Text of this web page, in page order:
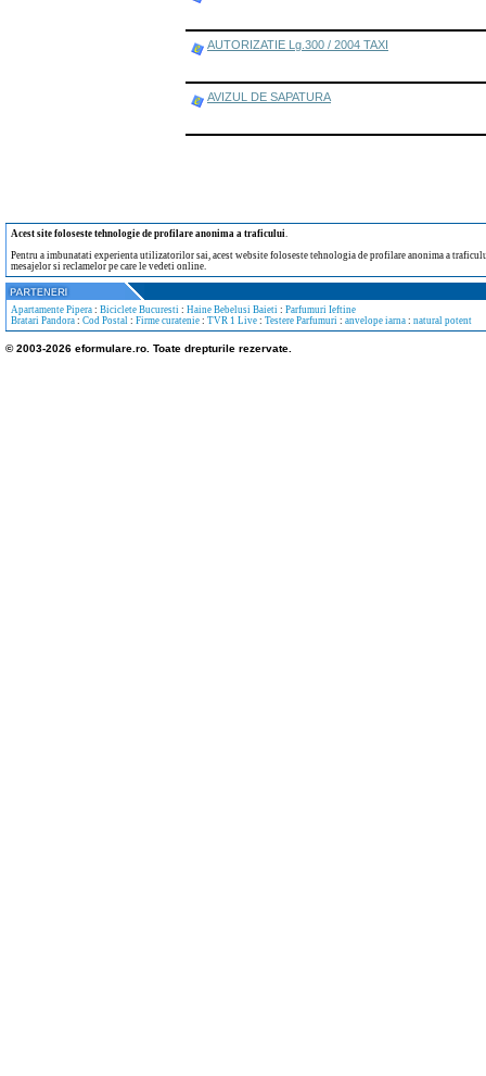
AUTORIZATIE Lg.300 / 2004 TAXI
AVIZUL DE SAPATURA
Acest site foloseste tehnologie de profilare anonima a traficului.
Pentru a imbunatati experienta utilizatorilor sai, acest website foloseste tehnologia de profilare anonima a
mesajelor si reclamelor pe care le vedeti online.
Apartamente Pipera : Biciclete Bucuresti : Haine Bebelusi Baieti : Parfumuri Ieftine
Bratari Pandora : Cod Postal : Firme curatenie : TVR 1 Live : Testere Parfumuri : anvelope iarna : natural potent
© 2003-2026 eformulare.ro. Toate drepturile rezervate.